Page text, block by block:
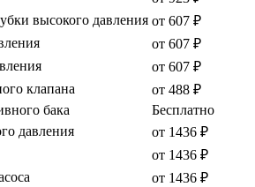
высокого давления от 607 ₽
от 607 ₽
от 607 ₽
клапана
от 488 ₽
бака
Бесплатно
давления
от 1436 ₽
от 1436 ₽
от 1436 ₽